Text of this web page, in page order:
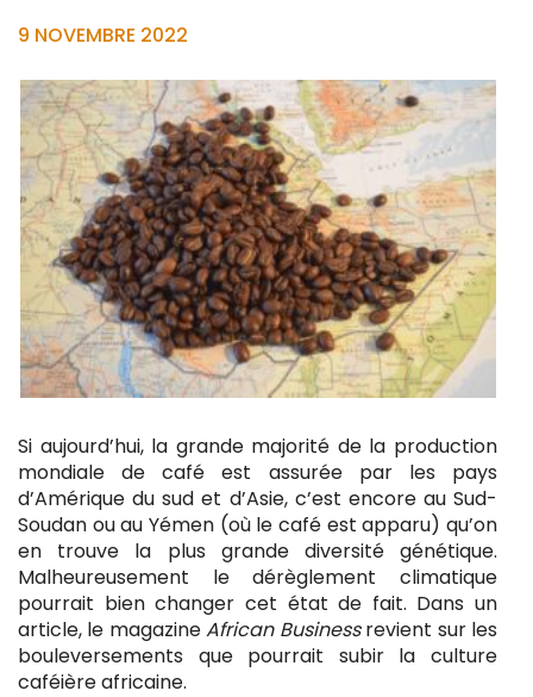
9 NOVEMBRE 2022
Si aujourd’hui, la grande majorité de la production
mondiale de café est assurée par les pays
d’Amérique du sud et d’Asie, c’est encore au Sud-
Soudan ou au Yémen (où le café est apparu) qu’on
en trouve la plus grande diversité génétique.
Malheureusement le dérèglement climatique
pourrait bien changer cet état de fait. Dans un
article, le magazineAfrican Businessrevient sur les
bouleversements que pourrait subir la culture
caféière africaine.